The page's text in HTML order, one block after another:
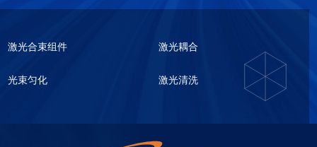
激光合束组件 激光耦合
光束匀化 激光清洗